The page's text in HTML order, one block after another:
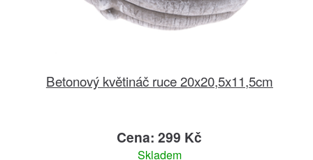
Betonový květináč ruce 20x20,5x11,5cm
Cena: 299 Kč
Skladem